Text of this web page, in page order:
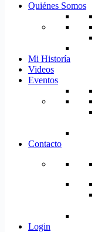
Quiénes Somos
Mi Historía
Videos
Eventos
Contacto
Login